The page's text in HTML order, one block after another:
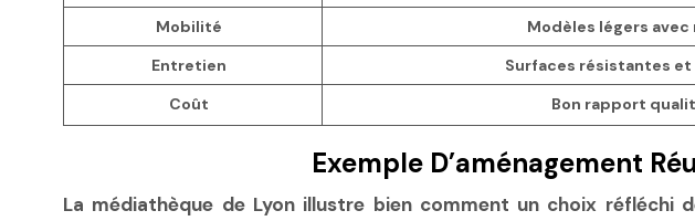
Mobilité
Modèles légers
Entretien
Surfaces résistantes
Coût
Bon rapport
Exemple D’aménagement
La médiathèque de Lyon illustre bien comment un choix